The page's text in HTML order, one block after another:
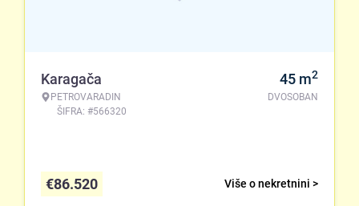
Karagača
PETROVARADIN
ŠIFRA: #566320
45 m2
DVOSOBAN
Više o nekretnini >
€86.520